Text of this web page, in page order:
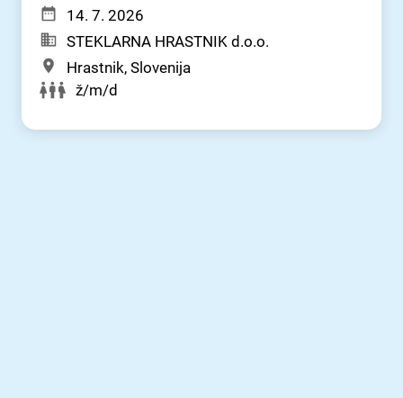
14. 7. 2026
STEKLARNA HRASTNIK d.o.o.
Hrastnik, Slovenija
ž/m/d